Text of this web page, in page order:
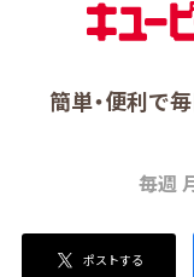
簡単・便利で
毎週
ポストする